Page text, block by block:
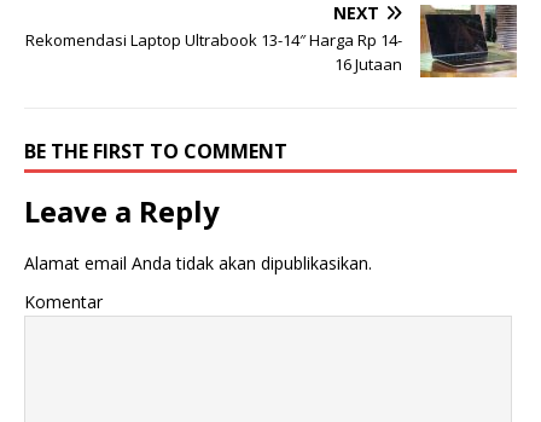
NEXT
Rekomendasi Laptop Ultrabook 13-14″ Harga Rp 14-
16 Jutaan
BE THE FIRST TO COMMENT
Leave a Reply
Alamat email Anda tidak akan dipublikasikan.
Komentar